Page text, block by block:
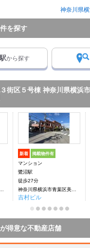
神奈川県
を探す
から探す
街区５号棟 神奈川県横浜
新着 掲載物件有
マンション
鷺沼駅
徒歩27分
吉村ビル
得意な不動産店舗